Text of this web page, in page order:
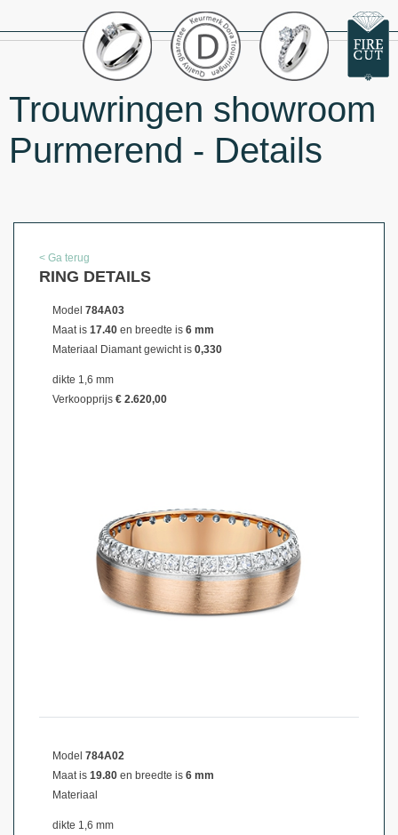
Trouwringen showroom
Purmerend - Details
< Ga terug
RING DETAILS
Model 784A03
Maat is 17.40 en breedte is 6 mm
Materiaal Diamant gewicht is 0,330
dikte 1,6 mm
Verkoopprijs € 2.620,00
Model 784A02
Maat is 19.80 en breedte is 6 mm
Materiaal
dikte 1,6 mm